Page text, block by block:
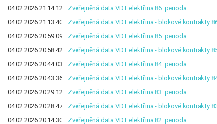
04.02.2026 21:14:12
Zveřejněná data VDT elektřina 86. perioda
04.02.2026 21:13:40
Zveřejněná data VDT elektřina - blokové kontrakty
04.02.2026 20:59:09
Zveřejněná data VDT elektřina 85. perioda
04.02.2026 20:58:42
Zveřejněná data VDT elektřina - blokové kontrakty
04.02.2026 20:44:03
Zveřejněná data VDT elektřina 84. perioda
04.02.2026 20:43:36
Zveřejněná data VDT elektřina - blokové kontrakty
04.02.2026 20:29:12
Zveřejněná data VDT elektřina 83. perioda
04.02.2026 20:28:47
Zveřejněná data VDT elektřina - blokové kontrakty
04.02.2026 20:14:30
Zveřejněná data VDT elektřina 82. perioda